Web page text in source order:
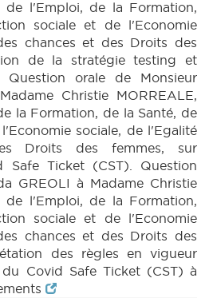
de l'Emploi, de la Formation,
sociale et de l'Economie
chances et des Droits des
de la stratégie testing et
orale de Monsieur
Christie MORREALE,
la Formation, de la Santé, de
sociale, de l'Egalité
Droits des femmes, sur
Safe Ticket (CST). Question
GREOLI à Madame Christie
de l'Emploi, de la Formation,
sociale et de l'Economie
chances et des Droits des
des règles en vigueur
Covid Safe Ticket (CST) à